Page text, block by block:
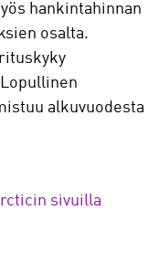
hankintahinnan
osalta.
alkuvuodesta
sivuilla